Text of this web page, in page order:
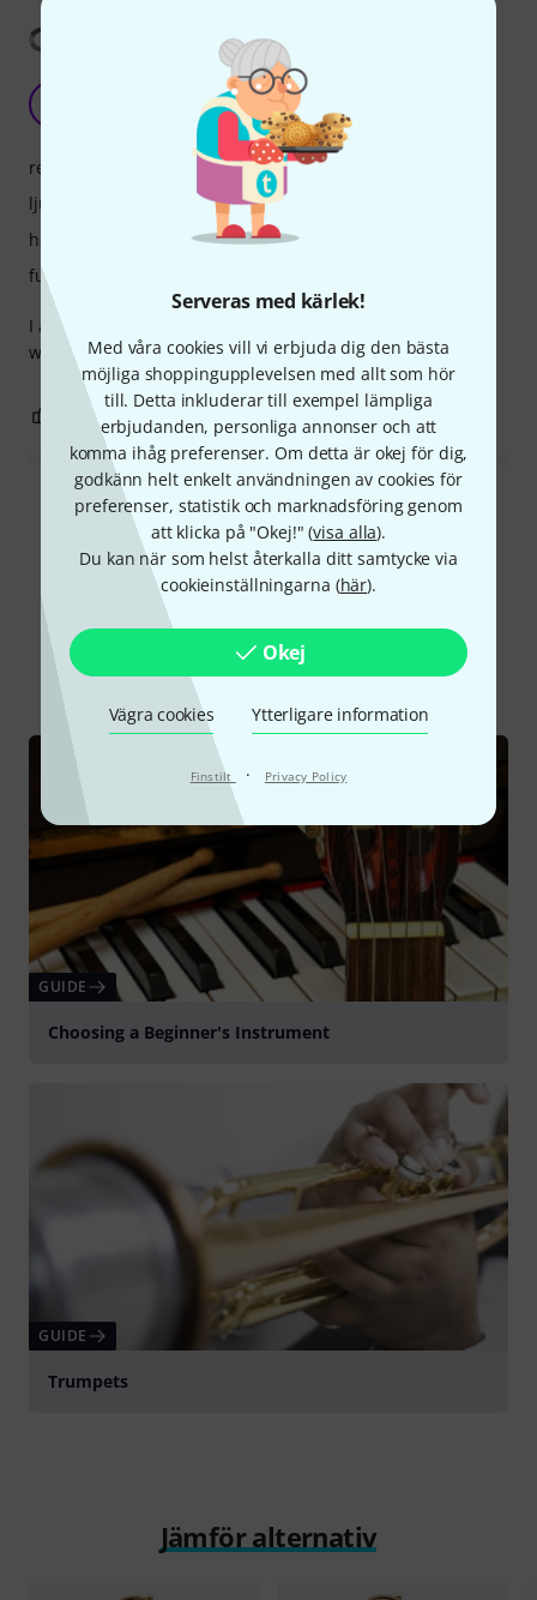
Serveras med kärlek!
Med våra cookies vill vi erbjuda dig den bästa
möjliga shoppingupplevelsen med allt som hör
till. Detta inkluderar till exempel lämpliga
erbjudanden, personliga annonser och att
komma ihåg preferenser. Om detta är okej för dig,
godkänn helt enkelt användningen av cookies för
preferenser, statistik och marknadsföring genom
att klicka på "Okej!" (visa alla).
Du kan när som helst återkalla ditt samtycke via
cookieinställningarna (här).
Okej
Vägra cookies Ytterligare information
Finstilt · Privacy Policy
swtrumpet 12.01.2024
I am extremely pleased with this horn! It plays easily, has a
wonderful sound, and is well made.
respons
ljud
hantverkskvalitet
funktioner
0
Läs alla recensioner
Visste du?
Alla Onlineguide
GUIDE
Choosing a Beginner's Instrument
GUIDE
Trumpets
Jämför alternativ